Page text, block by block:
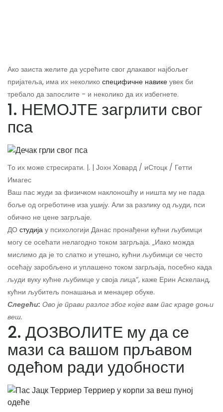
Ако заиста желите да усрећите свог длакавог најбољег
пријатеља, има их неколико специфичне навике увек би
требало да запослите - и неколико да их избегнете.
1. НЕМОЈТЕ загрлити свог
пса
То их може стресирати. |. | Јохн Ховард / иСтоцк / Гетти
Имагес
Ваш пас жуди за физичком наклоношћу и ништа му не пада
боље од огреботине иза ушију. Али за разлику од људи, пси
обично не цене загрљаје.
ДО студија у психологији Данас пронађени кућни љубимци
могу се осећати нелагодно током загрљаја. „Иако можда
мислимо да је то слатко и утешно, кућни љубимци се често
осећају заробљено и уплашено током загрљаја, посебно када
људи вуку кућне љубимце у своја лица“, каже Ерин Аскеланд,
кућни љубитељ понашања и менаџер обуке.
Следећи: Ово је прави разлог због којег вам пас краде доњи
веш.
2. ДОЗВОЛИТЕ му да се
мази са вашом прљавом
одећом ради удобности